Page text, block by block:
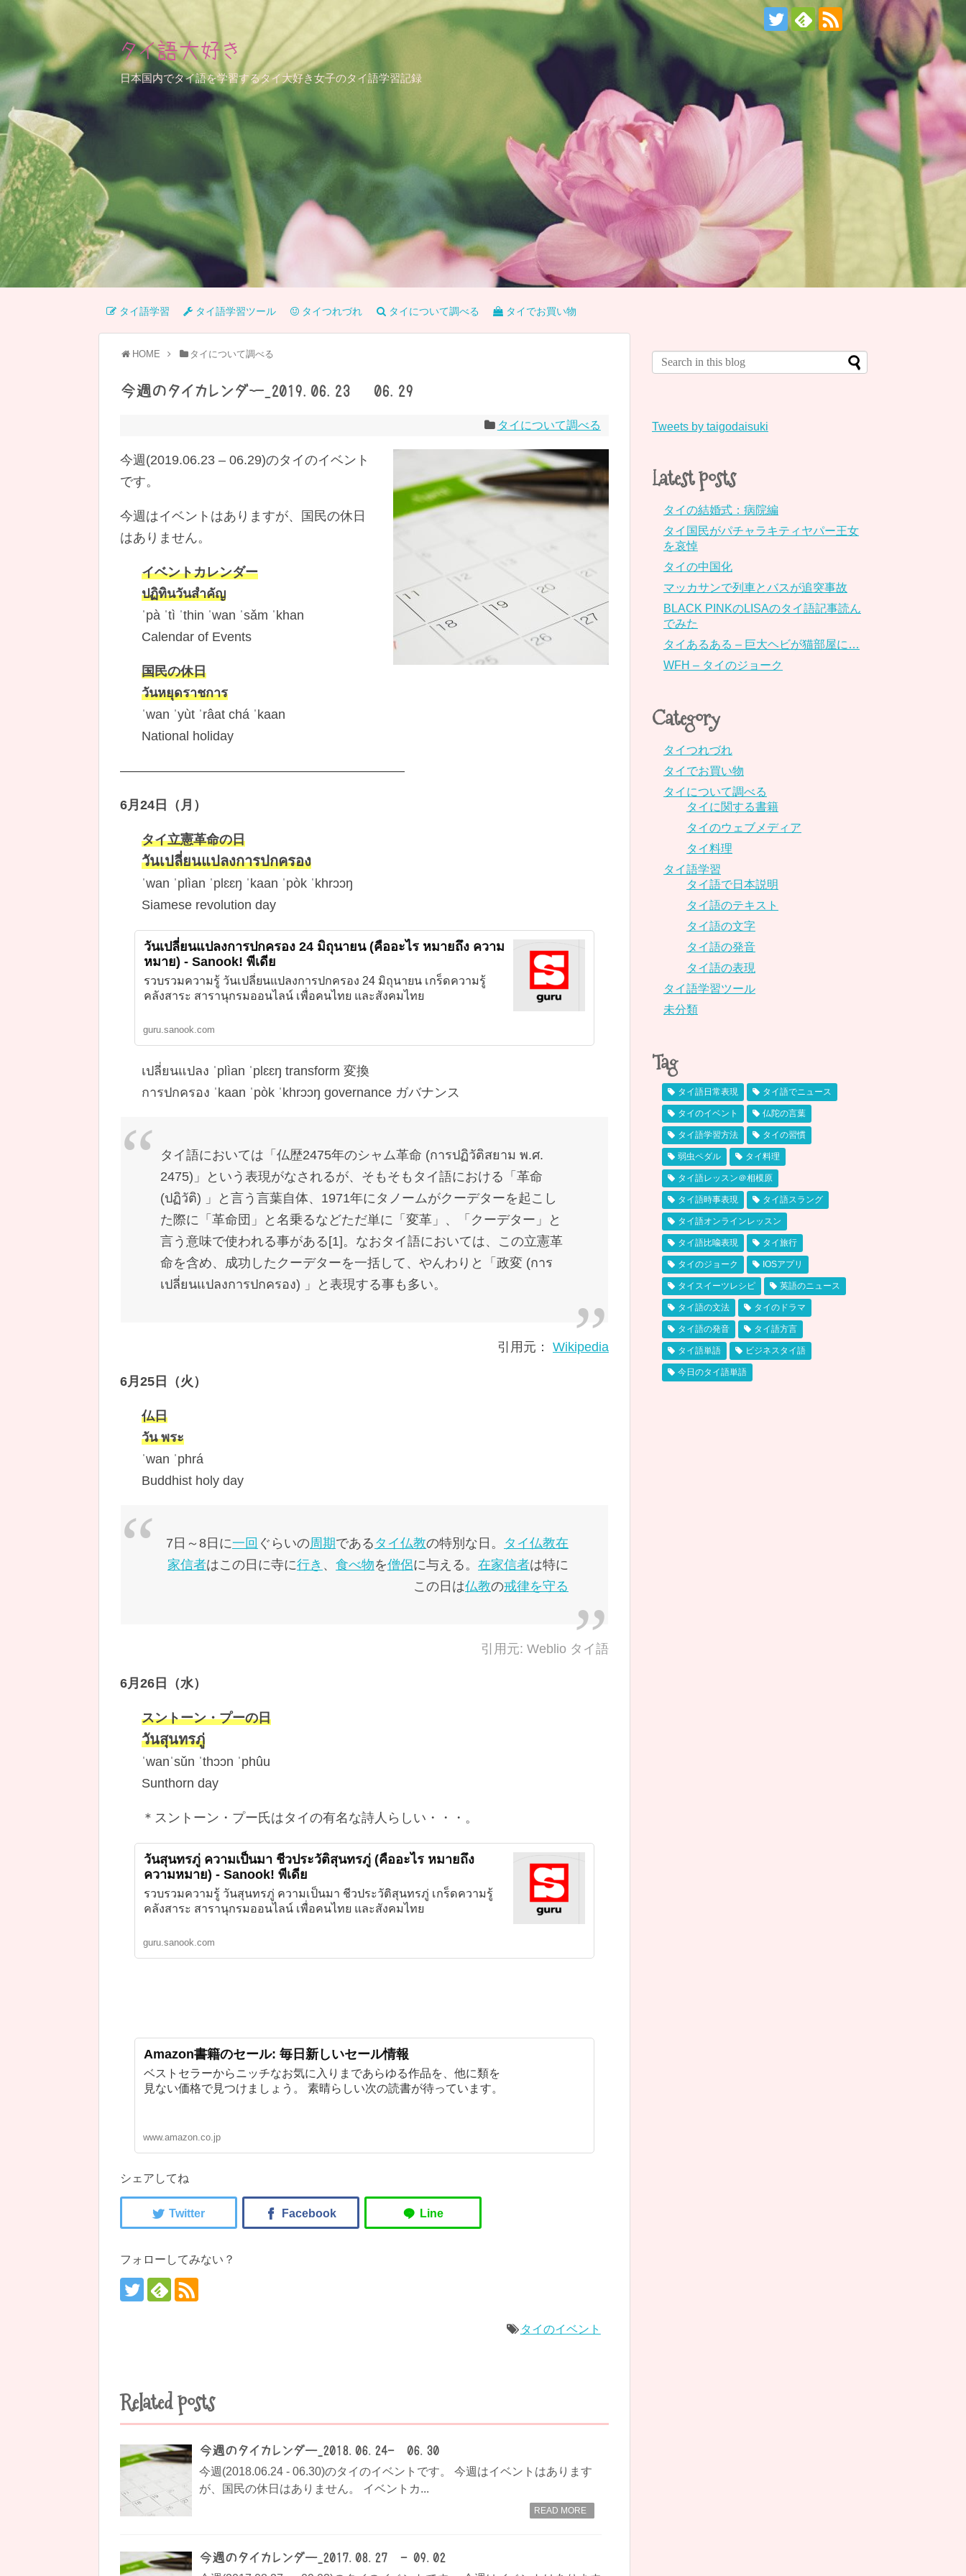
タイ語大好き
日本国内でタイ語を学習するタイ大好き女子のタイ語学習記録
タイ語学習 タイ語学習ツール タイつれづれ タイについて調べる タイでお買い物
HOME タイについて調べる
今週のタイカレンダー_2019.06.23 – 06.29
タイについて調べる
今週(2019.06.23 – 06.29)のタイのイベント
です。
今週はイベントはありますが、国民の休日
はありません。
イベントカレンダー
ปฏิทินวันสำคัญ
ˈpà ˈtì ˈthin ˈwan ˈsǎm ˈkhan
Calendar of Events
国民の休日
วันหยุดราชการ
ˈwan ˈyùt ˈrâat chá ˈkaan
National holiday
——————————————————————
6月24日（月）
タイ立憲革命の日
วันเปลี่ยนแปลงการปกครอง
ˈwan ˈplìan ˈplɛɛŋ ˈkaan ˈpòk ˈkhrɔɔŋ
Siamese revolution day
วันเปลี่ยนแปลงการปกครอง 24 มิถุนายน (คืออะไร หมายถึง ความ
หมาย) - Sanook! พีเดีย
รวบรวมความรู้ วันเปลี่ยนแปลงการปกครอง 24 มิถุนายน เกร็ดความรู้
คลังสาระ สารานุกรมออนไลน์ เพื่อคนไทย และสังคมไทย
guru.sanook.com
เปลี่ยนแปลง ˈplìan ˈplɛɛŋ transform 変換
การปกครอง ˈkaan ˈpòk ˈkhrɔɔŋ governance ガバナンス
タイ語においては「仏歴2475年のシャム革命 (การปฏิวัติสยาม พ.ศ.
2475)」という表現がなされるが、そもそもタイ語における「革命
(ปฏิวัติ) 」と言う言葉自体、1971年にタノームがクーデターを起こし
た際に「革命団」と名乗るなどただ単に「変革」、「クーデター」と
言う意味で使われる事がある[1]。なおタイ語においては、この立憲革
命を含め、成功したクーデターを一括して、やんわりと「政変 (การ
เปลี่ยนแปลงการปกครอง) 」と表現する事も多い。
引用元： Wikipedia
6月25日（火）
仏日
วัน พระ
ˈwan ˈphrá
Buddhist holy day
7日～8日に一回 ぐらいの周期である タイ仏教の特別な日。 タイ仏教在
家信者はこの日に寺に行き 、 食べ物を僧侶に与える。 在家信者は特に
この日は仏教の戒律を守る
引用元: Weblio タイ語
6月26日（水）
スントーン・プーの日
วันสุนทรภู่
ˈwanˈsǔn ˈthɔɔn ˈphûu
Sunthorn day
＊スントーン・プー氏はタイの有名な詩人らしい・・・。
วันสุนทรภู่ ความเป็นมา ชีวประวัติสุนทรภู่ (คืออะไร หมายถึง
ความหมาย) - Sanook! พีเดีย
รวบรวมความรู้ วันสุนทรภู่ ความเป็นมา ชีวประวัติสุนทรภู่ เกร็ดความรู้
คลังสาระ สารานุกรมออนไลน์ เพื่อคนไทย และสังคมไทย
guru.sanook.com
Amazon書籍のセール: 毎日新しいセール情報
ベストセラーからニッチなお気に入りまであらゆる作品を、他に類を
見ない価格で見つけましょう。 素晴らしい次の読書が待っています。
www.amazon.co.jp
シェアしてね
フォローしてみない？
タイのイベント
Related posts
今週のタイカレンダー_2018.06.24- 06.30
今週(2018.06.24 - 06.30)のタイのイベントです。 今週はイベントはあります
が、国民の休日はありません。 イベントカ...
READ MORE
今週のタイカレンダー_2017.08.27 - 09.02
Tweets by taigodaisuki
Latest posts
タイの結婚式：病院編
タイ国民がパチャラキティヤパー王女
を哀悼
タイの中国化
マッカサンで列車とバスが追突事故
BLACK PINKのLISAのタイ語記事読ん
でみた
タイあるある – 巨大ヘビが猫部屋に…
WFH – タイのジョーク
Category
タイつれづれ
タイでお買い物
タイについて調べる
タイに関する書籍
タイのウェブメディア
タイ料理
タイ語学習
タイ語で日本説明
タイ語のテキスト
タイ語の文字
タイ語の発音
タイ語の表現
タイ語学習ツール
未分類
Tag
タイ語日常表現 タイ語でニュース
タイのイベント 仏陀の言葉
タイ語学習方法 タイの習慣
弱虫ペダル タイ料理
タイ語レッスン＠相模原
タイ語時事表現 タイ語スラング
タイ語オンラインレッスン
タイ語比喩表現 タイ旅行
タイのジョーク IOSアプリ
タイスイーツレシピ 英語のニュース
タイ語の文法 タイのドラマ
タイ語の発音 タイ語方言
タイ語単語 ビジネスタイ語
今日のタイ語単語